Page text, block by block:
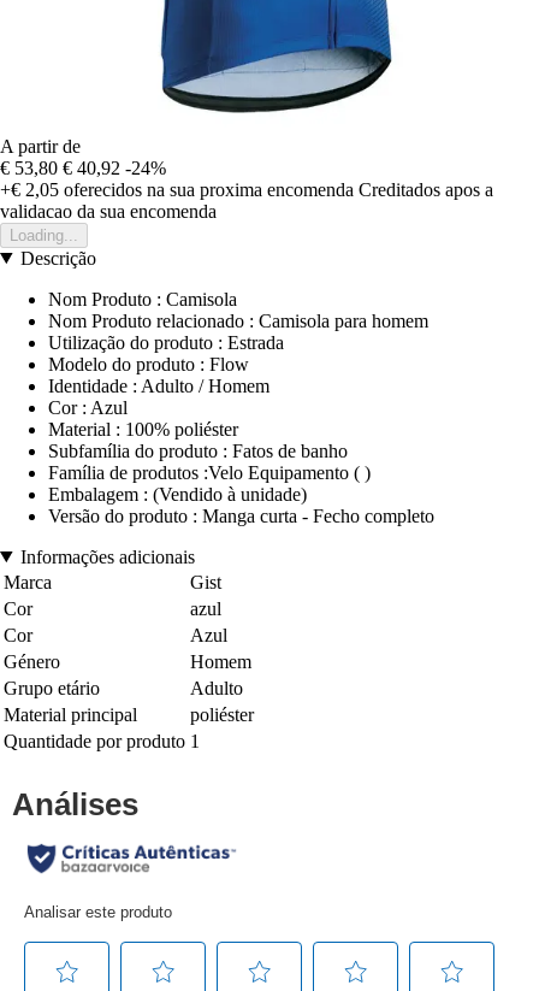
A partir de
€ 53,80 € 40,92 -24%
+€ 2,05 oferecidos na sua proxima encomenda Creditados apos a
validacao da sua encomenda
Loading...
Descrição
Nom Produto : Camisola
Nom Produto relacionado : Camisola para homem
Utilização do produto : Estrada
Modelo do produto : Flow
Identidade : Adulto / Homem
Cor : Azul
Material : 100% poliéster
Subfamília do produto : Fatos de banho
Família de produtos :Velo Equipamento ( )
Embalagem : (Vendido à unidade)
Versão do produto : Manga curta - Fecho completo
Informações adicionais
Marca
Gist
Cor
azul
Cor
Azul
Género
Homem
Grupo etário
Adulto
Material principal
poliéster
Quantidade por produto 1